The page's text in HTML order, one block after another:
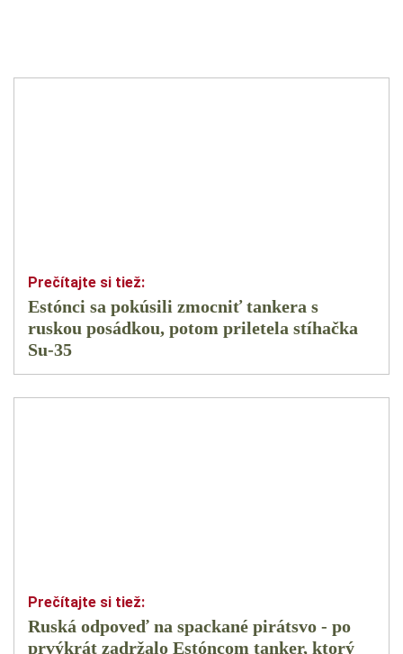
Estónci sa pokúsili zmocniť tankera s
ruskou posádkou, potom priletela stíhačka
Su-35
Ruská odpoveď na spackané pirátsvo - po
prvýkrát zadržalo Estóncom tanker, ktorý